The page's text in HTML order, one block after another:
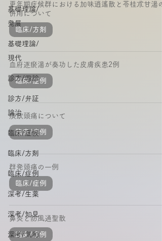
基礎理論/
発展
基礎理論/
現代
診方/四診
診方/弁証
論治
臨床/症候
臨床/方剤
臨床/症例
深考/生薬
深考/知見
深考/気和
更年期症候群における加味逍遙散と苓桂朮甘湯の
併用について
臨床/方剤
血府逐瘀湯が奏功した皮膚疾患2例
臨床/症例
痰飲頭痛について
臨床/症例
群発頭痛の一例
臨床/症例
鼻炎と防風通聖散
臨床/症例